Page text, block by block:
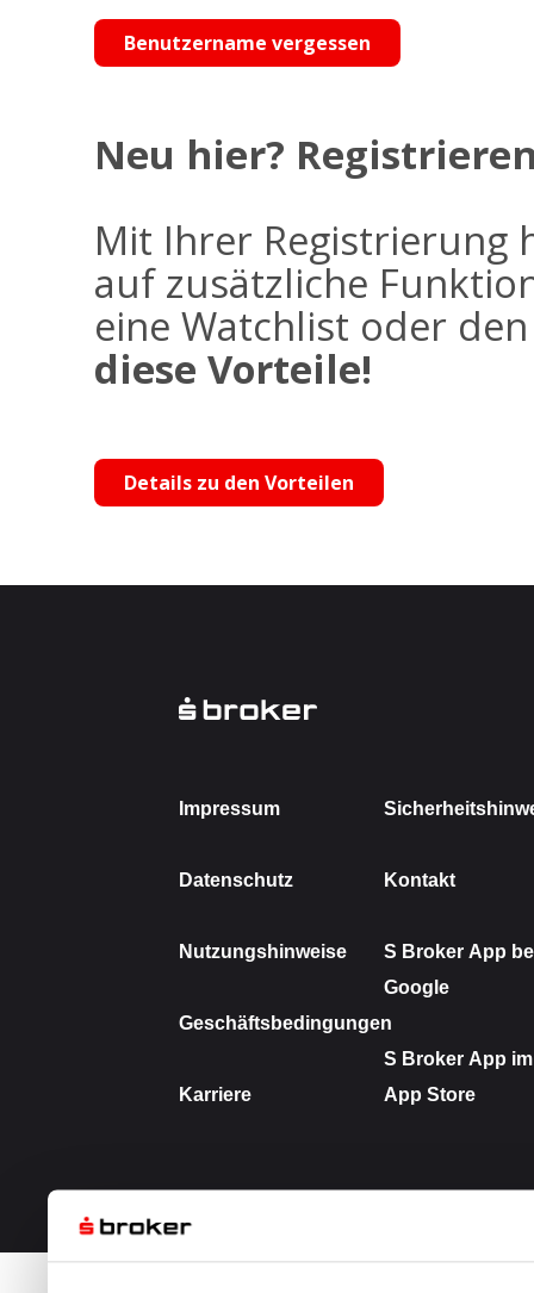
Benutzername vergessen
Neu hier?
Mit Ihrer Registrierung
auf zusätzliche
eine Watchlist oder
diese Vorteile!
Details zu den Vorteilen